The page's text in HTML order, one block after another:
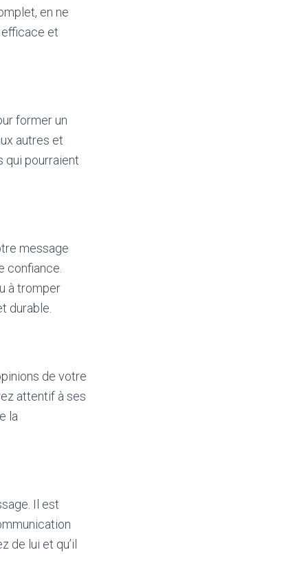
en ne
efficace et
former un
autres et
qui pourraient
message
confiance.
à tromper
durable.
de votre
attentif à ses
la
Il est
lui et qu’il